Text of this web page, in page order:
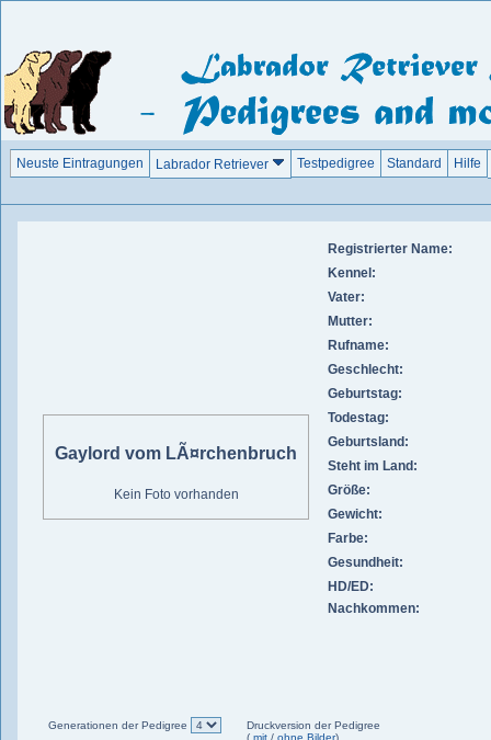
Neuste Eintragungen Labrador Retriever Testpedigree Standard Hilfe
Gaylord vom LÃ¤rchenbruch
Kein Foto vorhanden
Registrierter Name:
Kennel:
Vater:
Mutter:
Rufname:
Geschlecht:
Geburtstag:
Todestag:
Geburtsland:
Steht im Land:
Größe:
Gewicht:
Farbe:
Gesundheit:
HD/ED:
Nachkommen:
Generationen der Pedigree
Druckversion der Pedigree
( mit / ohne Bilder)